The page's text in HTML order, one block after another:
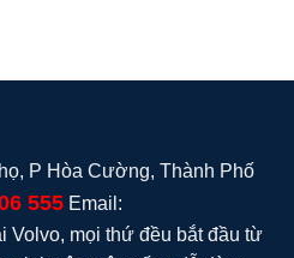
P Hòa Cường, Thành Phố
555 Email:
Volvo, mọi thứ đều bắt đầu từ